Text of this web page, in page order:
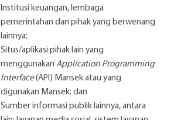
Institusi keuangan, lembaga
pemerintahan dan pihak yang berwenang
lainnya;
Situs/aplikasi pihak lain yang
menggunakan Application Programming
Interface(API) Mansek atau yang
digunakan Mansek; dan
Sumber informasi publik lainnya, antara